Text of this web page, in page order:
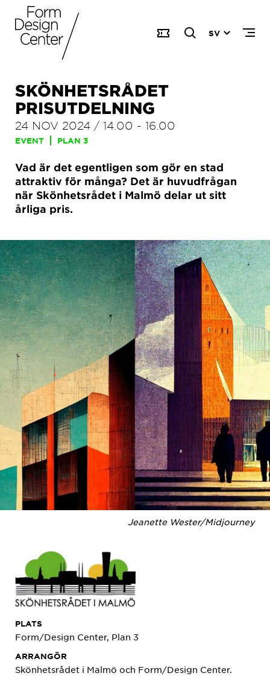
SV
SKÖNHETSRÅDET
PRISUTDELNING
24 NOV 2024 / 14.00 - 16.00
EVENT PLAN 3
Vad är det egentligen som gör en stad
attraktiv för många? Det är huvudfrågan
när Skönhetsrådet i Malmö delar ut sitt
årliga pris.
Jeanette Wester/Midjourney
PLATS
Form/Design Center, Plan 3
ARRANGÖR
Skönhetsrådet i Malmö och Form/Design Center.